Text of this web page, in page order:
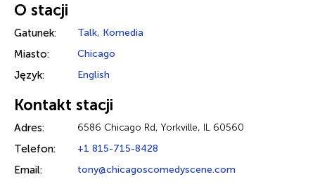
O stacji
Gatunek: Talk, Komedia
Miasto: Chicago
Język: English
Kontakt stacji
Adres: 6586 Chicago Rd, Yorkville, IL 60560
Telefon: +1 815-715-8428
Email: tony@chicagoscomedyscene.com